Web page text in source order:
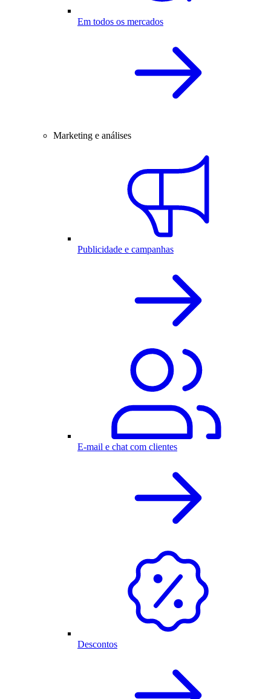
Em todos os mercados
Marketing e análises
Publicidade e campanhas
E-mail e chat com clientes
Descontos